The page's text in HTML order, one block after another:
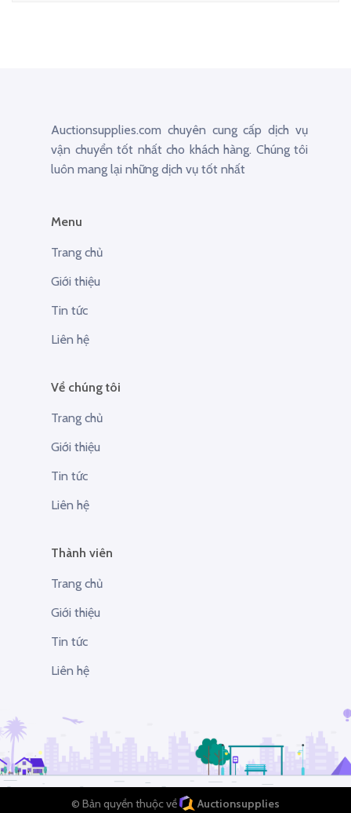
Auctionsupplies.com chuyên cung cấp dịch vụ
vận chuyển tốt nhất cho khách hàng. Chúng tôi
luôn mang lại những dịch vụ tốt nhất
Menu
Trang chủ
Giới thiệu
Tin tức
Liên hệ
Về chúng tôi
Trang chủ
Giới thiệu
Tin tức
Liên hệ
Thành viên
Trang chủ
Giới thiệu
Tin tức
Liên hệ
© Bản quyền thuộc về Auctionsupplies